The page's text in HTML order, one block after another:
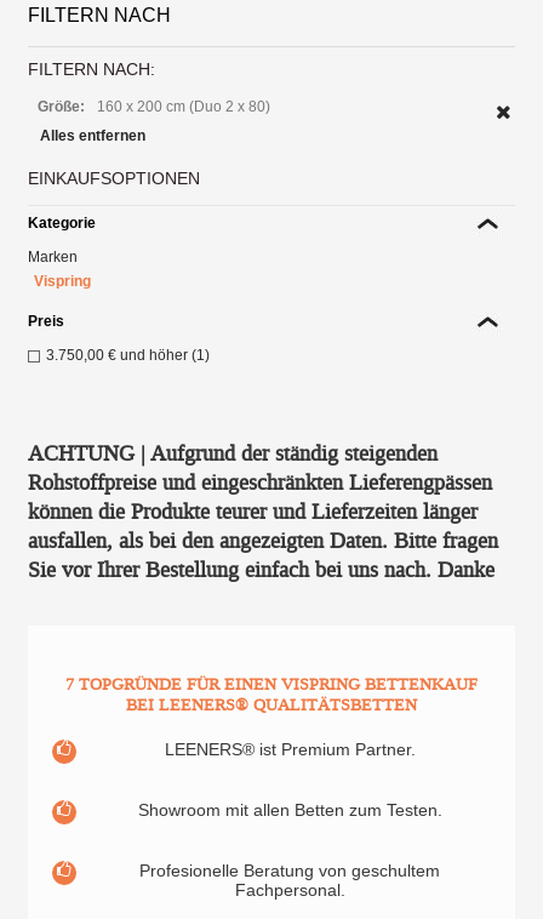
FILTERN NACH
FILTERN NACH:
Größe:
160 x 200 cm (Duo 2 x 80)
Alles entfernen
EINKAUFSOPTIONEN
Kategorie
Marken
Vispring
Preis
3.750,00 € und höher (1)
ACHTUNG | Aufgrund der ständig steigenden
Rohstoffpreise und eingeschränkten Lieferengpässen
können die Produkte teurer und Lieferzeiten länger
ausfallen, als bei den angezeigten Daten. Bitte fragen
Sie vor Ihrer Bestellung einfach bei uns nach. Danke
7 TOPGRÜNDE FÜR EINEN VISPRING BETTENKAUF
BEI LEENERS® QUALITÄTSBETTEN
LEENERS® ist Premium Partner.
Showroom mit allen Betten zum Testen.
Profesionelle Beratung von geschultem
Fachpersonal.